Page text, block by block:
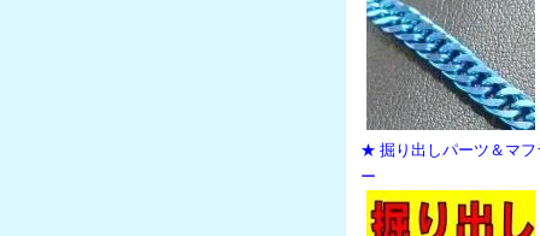
★ 掘り出しパーツ＆マフ
ー